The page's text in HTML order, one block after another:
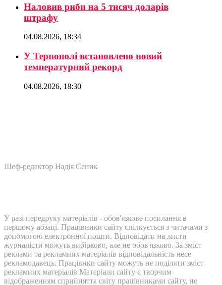
Наловив риби на 5 тисяч доларів
штрафу
04.08.2026, 18:34
У Тернополі встановлено новий
температурний рекорд
04.08.2026, 18:30
Шеф-редактор Надія Сеник
У разі передруку матеріалів - обов'язкове посилання в
першому абзаці. Працівники сайту спілкується з читачами з
допомогою електронної пошти. Відповідати на листи
журналісти можуть вибірково, але не обов'язково. За зміст
реклами та рекламних матеріалів відповідальність несе
рекламодавець. Працівнки сайту можуть не поділяти зміст
рекламних матеріалів Матеріали сайту є творчим
відображенням сприйняття світу працівниками сайту, не